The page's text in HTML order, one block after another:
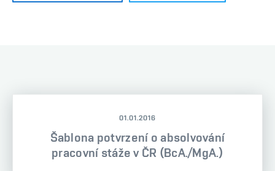
01.01.2016
Šablona potvrzení o absolvování
pracovní stáže v ČR (BcA./MgA.)